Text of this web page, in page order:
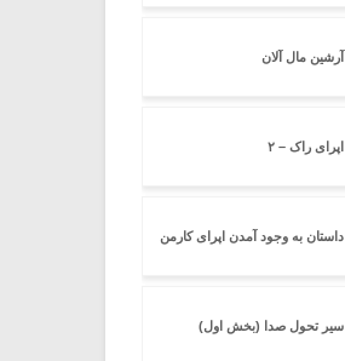
آرشین مال آلان
اپرای راک – ۲
داستان به وجود آمدن اپرای کارمن
سیر تحول صدا (بخش اول)